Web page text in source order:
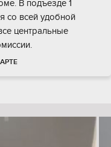
В подъезде 1
со всей удобной
центральные